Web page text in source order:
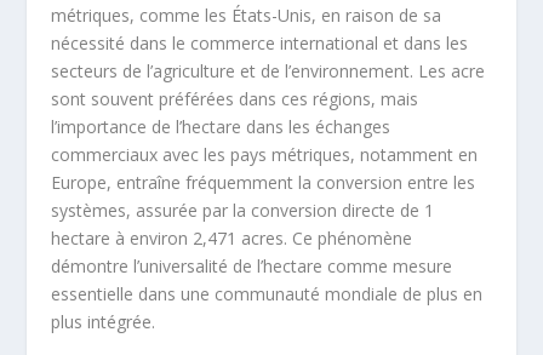
métriques, comme les États-Unis, en raison de sa
nécessité dans le commerce international et dans les
secteurs de l’agriculture et de l’environnement. Les acre
sont souvent préférées dans ces régions, mais
l’importance de l’hectare dans les échanges
commerciaux avec les pays métriques, notamment en
Europe, entraîne fréquemment la conversion entre les
systèmes, assurée par la conversion directe de 1
hectare à environ 2,471 acres. Ce phénomène
démontre l’universalité de l’hectare comme mesure
essentielle dans une communauté mondiale de plus en
plus intégrée.